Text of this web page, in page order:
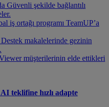
Güvenli şekilde bağlantılı
iş ortağı programı TeamUP’a
Destek makalelerinde gezinin
müşterilerinin elde ettikleri
teklifine hızlı adapte